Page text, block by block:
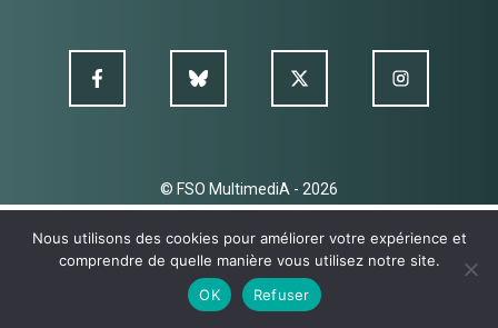
© FSO MultimediA - 2026
Nous utilisons des cookies pour améliorer votre expérience et
comprendre de quelle manière vous utilisez notre site.
OK
Refuser